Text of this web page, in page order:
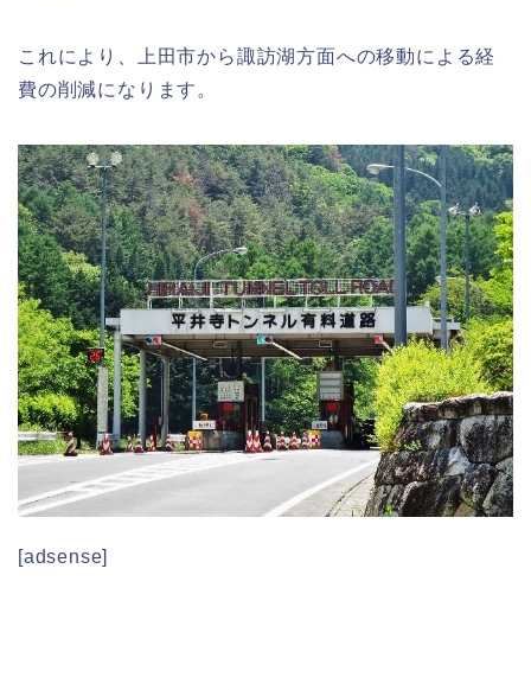
これにより、上田市から諏訪湖方面への移動による経
費の削減になります。
[adsense]